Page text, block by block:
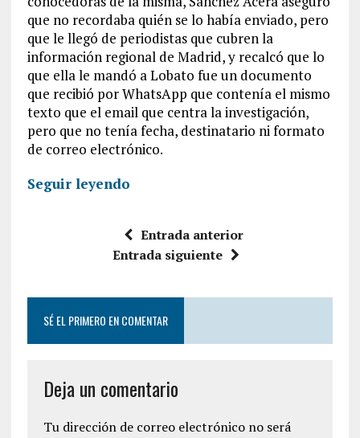
que no recordaba quién se lo había enviado, pero
que le llegó de periodistas que cubren la
información regional de Madrid, y recalcó que lo
que ella le mandó a Lobato fue un documento
que recibió por WhatsApp que contenía el mismo
texto que el email que centra la investigación,
pero que no tenía fecha, destinatario ni formato
de correo electrónico.
Seguir leyendo
Entrada anterior
Entrada siguiente
SÉ EL PRIMERO EN COMENTAR
Deja un comentario
Tu dirección de correo electrónico no será